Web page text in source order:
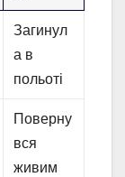
Загинул
а в
польоті
Поверну
вся
живим